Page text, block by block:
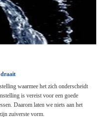
waarmee het zich onderscheidt
is vereist voor een goede
Daarom laten we niets aan het
zuiverste vorm.